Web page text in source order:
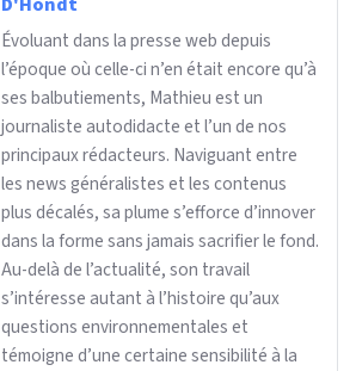
Évoluant dans la presse web depuis
l’époque où celle-ci n’en était encore qu’à
ses balbutiements, Mathieu est un
journaliste autodidacte et l’un de nos
principaux rédacteurs. Naviguant entre
les news généralistes et les contenus
plus décalés, sa plume s’efforce d’innover
dans la forme sans jamais sacrifier le fond.
Au-delà de l’actualité, son travail
s’intéresse autant à l’histoire qu’aux
questions environnementales et
témoigne d’une certaine sensibilité à la